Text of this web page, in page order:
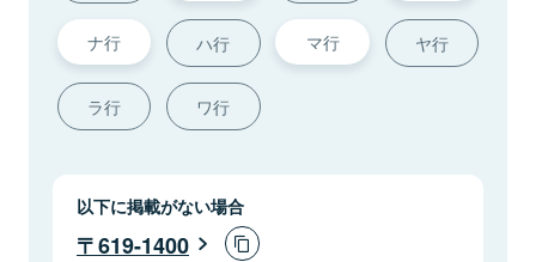
ナ行 ハ行 マ行 ヤ行
ラ行 ワ行
以下に掲載がない場合
619-1400